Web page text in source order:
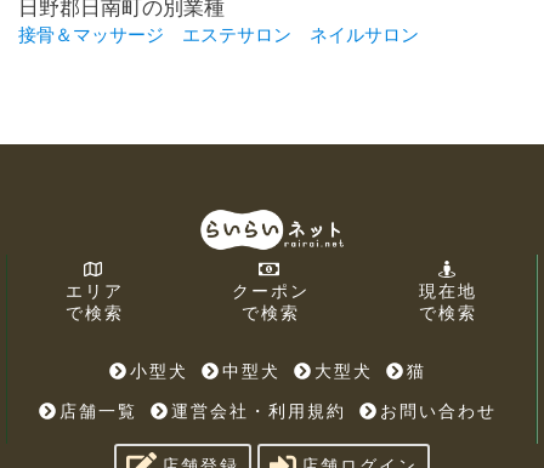
日野郡日南町の別業種
接骨＆マッサージ エステサロン ネイルサロン
エリア
で検索
クーポン
で検索
現在地
で検索
小型犬 中型犬 大型犬
猫
店舗一覧
運営会社・利用規約 お問い合わせ